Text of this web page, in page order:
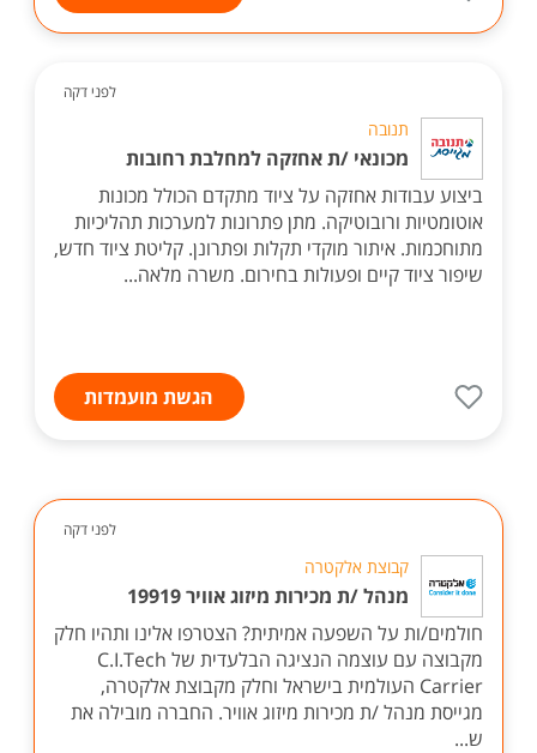
לפני דקה
תנובה
מכונאי /ת אחזקה למחלבת רחובות
ביצוע עבודות אחזקה על ציוד מתקדם הכולל מכונות
אוטומטיות ורובוטיקה. מתן פתרונות למערכות תהליכיות
מתוחכמות. איתור מוקדי תקלות ופתרונן. קליטת ציוד חדש,
שיפור ציוד קיים ופעולות בחירום. משרה מלאה...
הגשת מועמדות
לפני דקה
קבוצת אלקטרה
מנהל /ת מכירות מיזוג אוויר 19919
חולמים/ות על השפעה אמיתית? הצטרפו אלינו ותהיו חלק
מקבוצה עם עוצמה הנציגה הבלעדית של C.I.Tech
Carrier העולמית בישראל וחלק מקבוצת אלקטרה,
מגייסת מנהל /ת מכירות מיזוג אוויר. החברה מובילה את
ש...